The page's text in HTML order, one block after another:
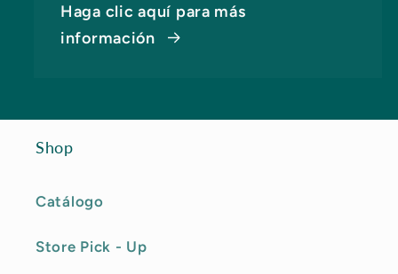
Haga clic aquí para más
información
Shop
Catálogo
Store Pick - Up